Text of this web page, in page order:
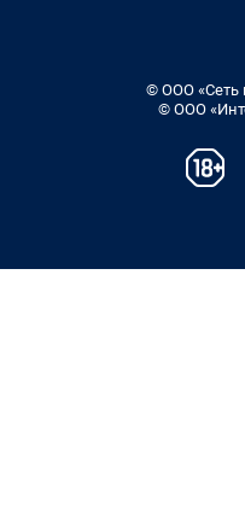
© ООО «Сеть
© ООО